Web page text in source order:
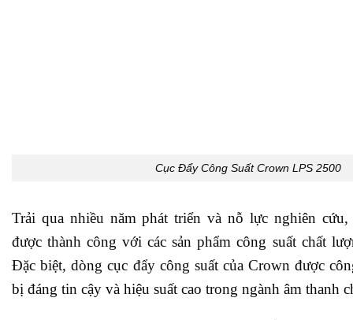
Cục Đẩy Công Suất Crown LPS 2500
Trải qua nhiều năm phát triển và nỗ lực nghiên
được thành công với các sản phẩm công suất chất
Đặc biệt, dòng cục đẩy công suất của Crown được
bị đáng tin cậy và hiệu suất cao trong ngành âm thanh